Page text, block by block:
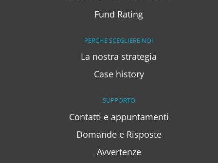
Fund Rating
PERCHE SCEGLIERE NOI
La nostra strategia
Case history
SUPPORTO
Contatti e appuntamenti
Domande e Risposte
Avvertenze